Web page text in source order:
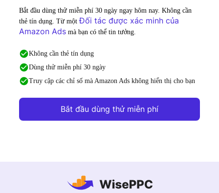
Bắt đầu dùng thử miễn phí 30 ngày ngay hôm nay. Không cần
thẻ tín dụng. Từ mộtĐối tác được xác minh của
Amazon Ads mà bạn có thể tin tưởng.
Không cần thẻ tín dụng
Dùng thử miễn phí 30 ngày
Truy cập các chỉ số mà Amazon Ads không hiển thị cho bạn
Bắt đầu dùng thử miễn phí